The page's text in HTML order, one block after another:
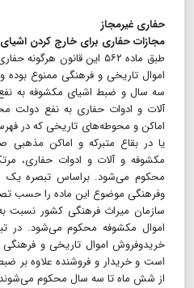
حفاری غیرمجاز
مجازات حفاری برای خارج کردن
طبق ماده ۵۶۲ این قانون
اموال تاریخی و فرهنگی ممنوع
سه سال و ضبط اشیای مکشوفه به
آلات و ادوات حفاری به نفع دولت
اماکن و محوطه‌های تاریخی که در
یا در بقاع متبرکه و اماکن مذهبی
مکشوفه و آلات و ادوات حفاری،
محکوم می‌شود. براساس تبصره یک
وفرهنگی موضوع این ماده را حسب
سازمان میراث فرهنگی کشور نسبت
خریدوفروش اموال تاریخی و فرهنگی
است و خریدار و فروشنده علاوه بر
از شش ماه تا سه سال محکوم